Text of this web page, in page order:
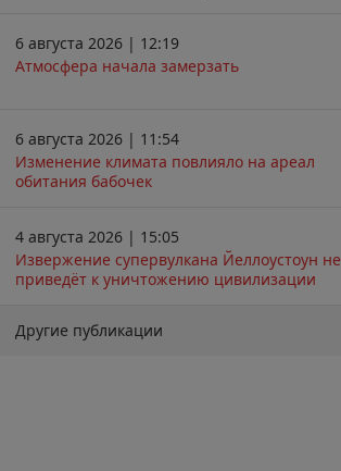
6 августа 2026 | 12:19
Атмосфера начала замерзать
6 августа 2026 | 11:54
Изменение климата повлияло на ареал
обитания бабочек
4 августа 2026 | 15:05
Извержение супервулкана Йеллоустоун не
приведёт к уничтожению цивилизации
Другие публикации